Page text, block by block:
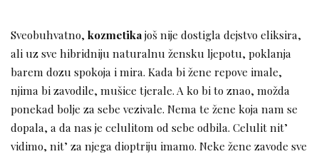
Sveobuhvatno, kozmetikajoš nije dostigla dejstvo eliksira,
ali uz sve hibridniju naturalnu žensku ljepotu, poklanja
barem dozu spokoja i mira. Kada bi žene repove imale,
njima bi zavodile, mušice tjerale. A ko bi to znao, možda
ponekad bolje za sebe vezivale. Nema te žene koja nam se
dopala, a da nas je celulitom od sebe odbila. Celulit nit’
vidimo, nit’ za njega dioptriju imamo. Neke žene zavode sve